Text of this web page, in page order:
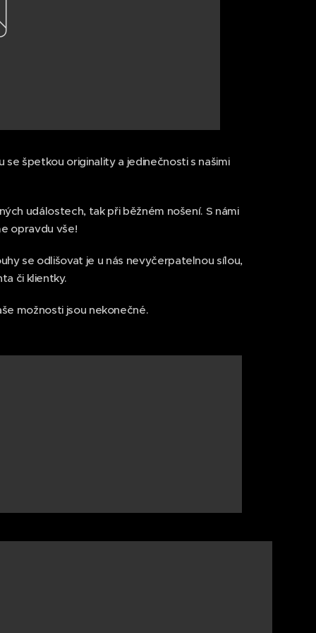
špetkou originality a jedinečnosti s našimi
událostech, tak při běžném nošení. S námi
opravdu vše!
se odlišovat je u nás nevyčerpatelnou sílou,
či klientky.
možnosti jsou nekonečné.